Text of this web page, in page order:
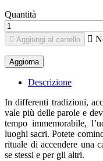
Quantità
 Aggiungi al carrello 
Descrizione
In differenti tradizioni,
vale più delle parole e
tempo immemorabile,
luoghi sacri. Potete
rituale di accendere una
se stessi e per gli altri.